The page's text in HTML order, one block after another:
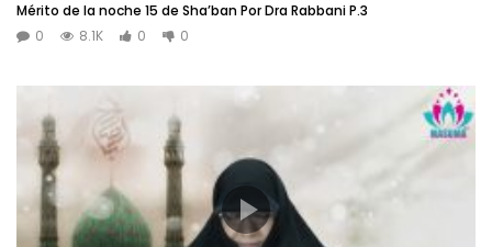
Mérito de la noche 15 de Sha’ban Por Dra Rabbani P.3
0
8.1K 0 0